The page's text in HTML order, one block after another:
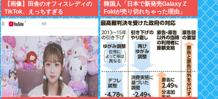
【画像】田舎のオフィスレディの
TikTok、えっちすぎる
韓国人「日本で新発売Galaxy Z
Foldが売り切れちゃった理由」